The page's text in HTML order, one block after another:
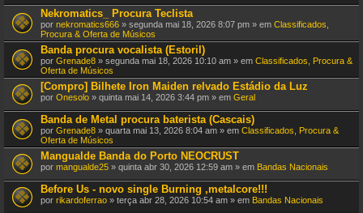
Nekromatics_ Procura Teclista
por nekromatics666 » segunda mai 18, 2026 8:07 pm » em Classificados,
Procura & Oferta de Músicos
Banda procura vocalista (Estoril)
por Grenade8 » segunda mai 18, 2026 10:10 am » em Classificados, Procura &
Oferta de Músicos
[Compro] Bilhete Iron Maiden relvado Estádio da Luz
por Onesolo » quinta mai 14, 2026 3:44 pm » em Geral
Banda de Metal procura baterista (Cascais)
por Grenade8 » quarta mai 13, 2026 8:04 am » em Classificados, Procura &
Oferta de Músicos
Mangualde Banda do Porto NEOCRUST
por mangualde25 » quinta abr 30, 2026 12:59 am » em Bandas Nacionais
Before Us - novo single Burning ,metalcore!!!
por rikardoferrao » terça abr 28, 2026 10:54 am » em Bandas Nacionais